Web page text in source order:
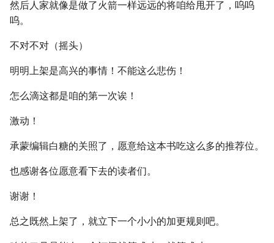
然后人家就像是做了火箭一样远远的将咱给甩开了，呜呜
呜。
不对不对（摇头）
明明上架是高兴的事情！不能这么悲伤！
怎么滴这都是咱的第一次诶！
激动！
承蒙编辑白糖的关照了，愿意给这本书吃这么多的推荐位。
也感谢各位愿意看下去的读者们。
谢谢！
总之既然上架了，就立下一个小小的加更规则吧。